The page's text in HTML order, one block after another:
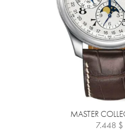
MASTER
7.448 $